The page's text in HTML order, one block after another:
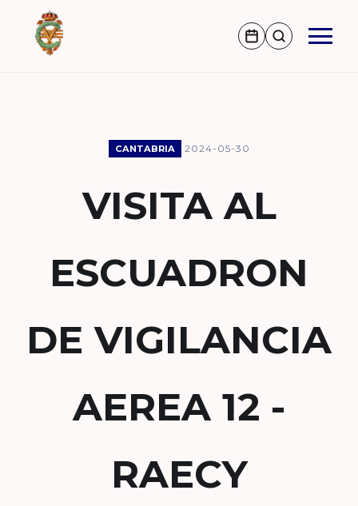
CANTABRIA 2024-05-30
VISITA AL
ESCUADRON
DE VIGILANCIA
AEREA 12 -
RAECY